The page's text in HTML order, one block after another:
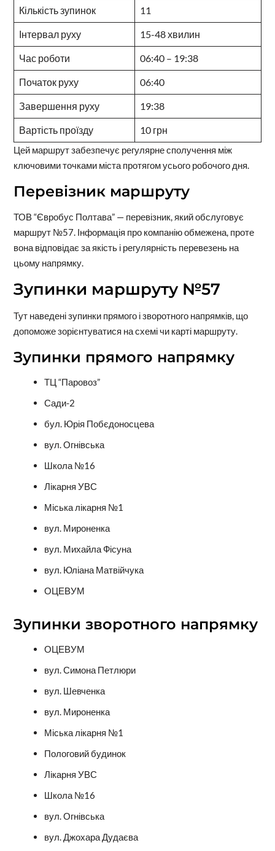
Кількість зупинок 11
Інтервал руху 15-48 хвилин
Час роботи 06:40 – 19:38
Початок руху 06:40
Завершення руху 19:38
Вартість проїзду 10 грн
Цей маршрут забезпечує регулярне сполучення між
ключовими точками міста протягом усього робочого дня.
Перевізник маршруту
ТОВ “Євробус Полтава” — перевізник, який обслуговує
маршрут №57. Інформація про компанію обмежена, проте
вона відповідає за якість і регулярність перевезень на
цьому напрямку.
Зупинки маршруту №57
Тут наведені зупинки прямого і зворотного напрямків, що
допоможе зорієнтуватися на схемі чи карті маршруту.
Зупинки прямого напрямку
ТЦ “Паровоз”
Сади-2
бул. Юрія Побєдоносцева
вул. Огнівська
Школа №16
Лікарня УВС
Міська лікарня №1
вул. Мироненка
вул. Михайла Фісуна
вул. Юліана Матвійчука
ОЦЕВУМ
Зупинки зворотного напрямку
ОЦЕВУМ
вул. Симона Петлюри
вул. Шевченка
вул. Мироненка
Міська лікарня №1
Пологовий будинок
Лікарня УВС
Школа №16
вул. Огнівська
вул. Джохара Дудаєва